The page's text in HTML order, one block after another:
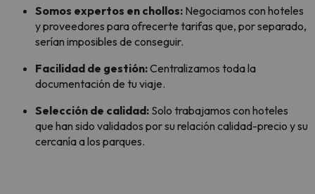
Somos expertos en chollos: Negociamos con hoteles
y proveedores para ofrecerte tarifas que, por separado,
serían imposibles de conseguir.
Facilidad de gestión:Centralizamos toda la
documentación de tu viaje.
Selección de calidad: Solo trabajamos con hoteles
que han sido validados por su relación calidad-precio y su
cercanía a los parques.